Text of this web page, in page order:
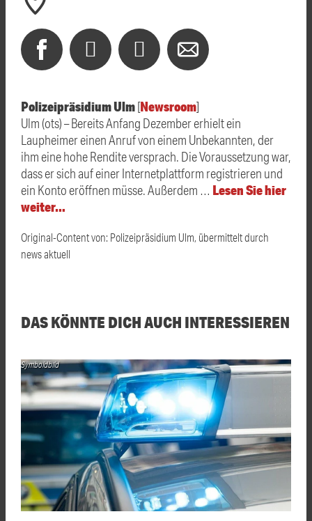
Polizeipräsidium Ulm[Newsroom]
Ulm (ots) – Bereits Anfang Dezember erhielt ein
Laupheimer einen Anruf von einem Unbekannten, der
ihm eine hohe Rendite versprach. Die Voraussetzung war,
dass er sich auf einer Internetplattform registrieren und
ein Konto eröffnen müsse. Außerdem … Lesen Sie hier
weiter…
Original-Content von: Polizeipräsidium Ulm, übermittelt durch
news aktuell
DAS KÖNNTE DICH AUCH INTERESSIEREN
Symboldbild